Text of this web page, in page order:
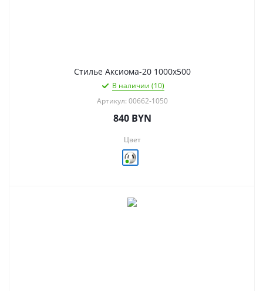
Стилье Аксиома-20 1000х500
В наличии (10)
Артикул: 00662-1050
840BYN
Цвет